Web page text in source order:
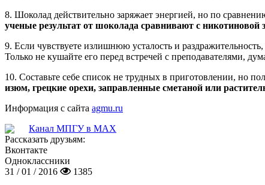
8. Шоколад действительно заряжает энергией, но по
ученые результат от шоколада сравнивают с никотиновой
9. Если чувствуете излишнюю усталость и раздражительность,
Только не кушайте его перед встречей с преподавателями,
10. Составьте себе список не трудных в приготовлении, но
изюм, грецкие орехи, заправленные сметаной или
Информация с сайта agmu.ru
Канал МПГУ в MAX
Рассказать друзьям:
Вконтакте
Одноклассники
31 / 01 / 2016
1385